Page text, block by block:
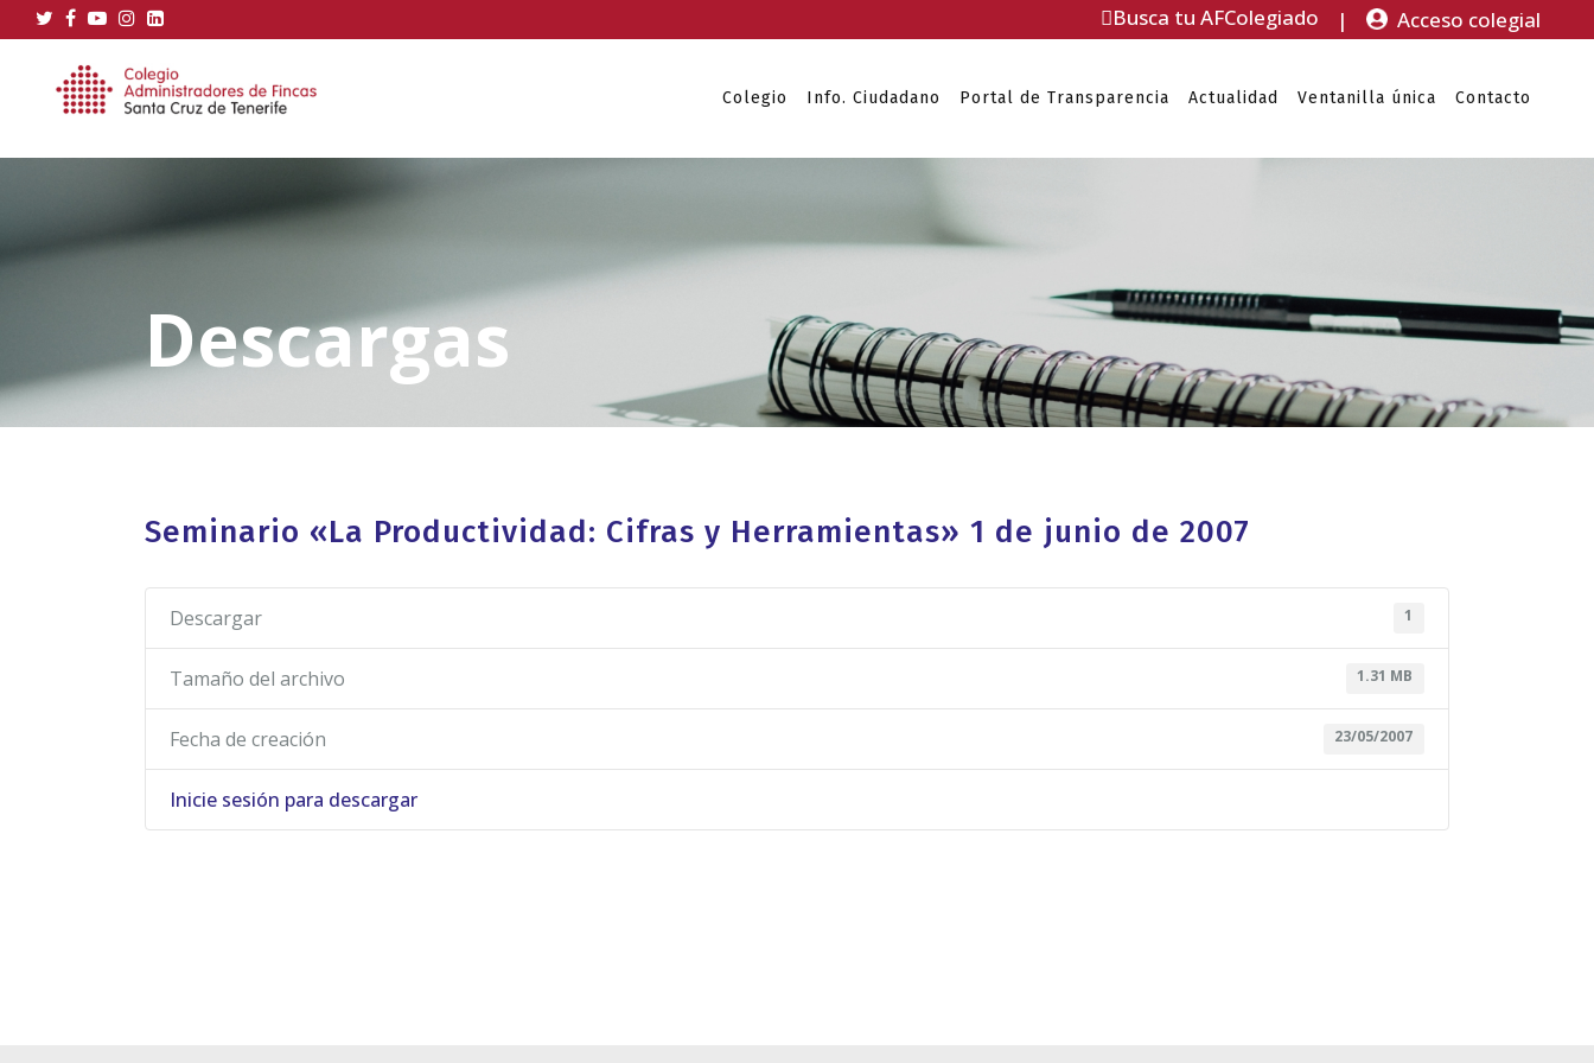
Busca tu AFColegiado | Acceso colegial
Colegio Info. Ciudadano Portal de Transparencia Actualidad Ventanilla única Contacto
Seminario «La Productividad: Cifras y Herramientas» 1 de junio de 2007
Descargar 1
Tamaño del archivo 1.31 MB
Fecha de creación 23/05/2007
Inicie sesión para descargar